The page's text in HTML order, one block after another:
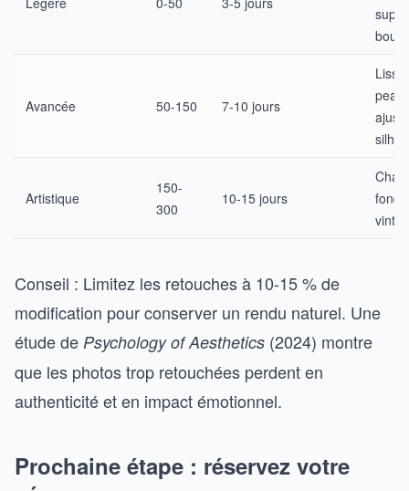
Avancée 50-150 7-10 jours
peau,
Artistique
150-
300
10-15 jours
fond,
Conseil : Limitez les retouches à 10-15 % de
modification pour conserver un rendu naturel. Une
étude de Psychology of Aesthetics (2024) montre
que les photos trop retouchées perdent en
authenticité et en impact émotionnel.
Prochaine étape : réservez votre